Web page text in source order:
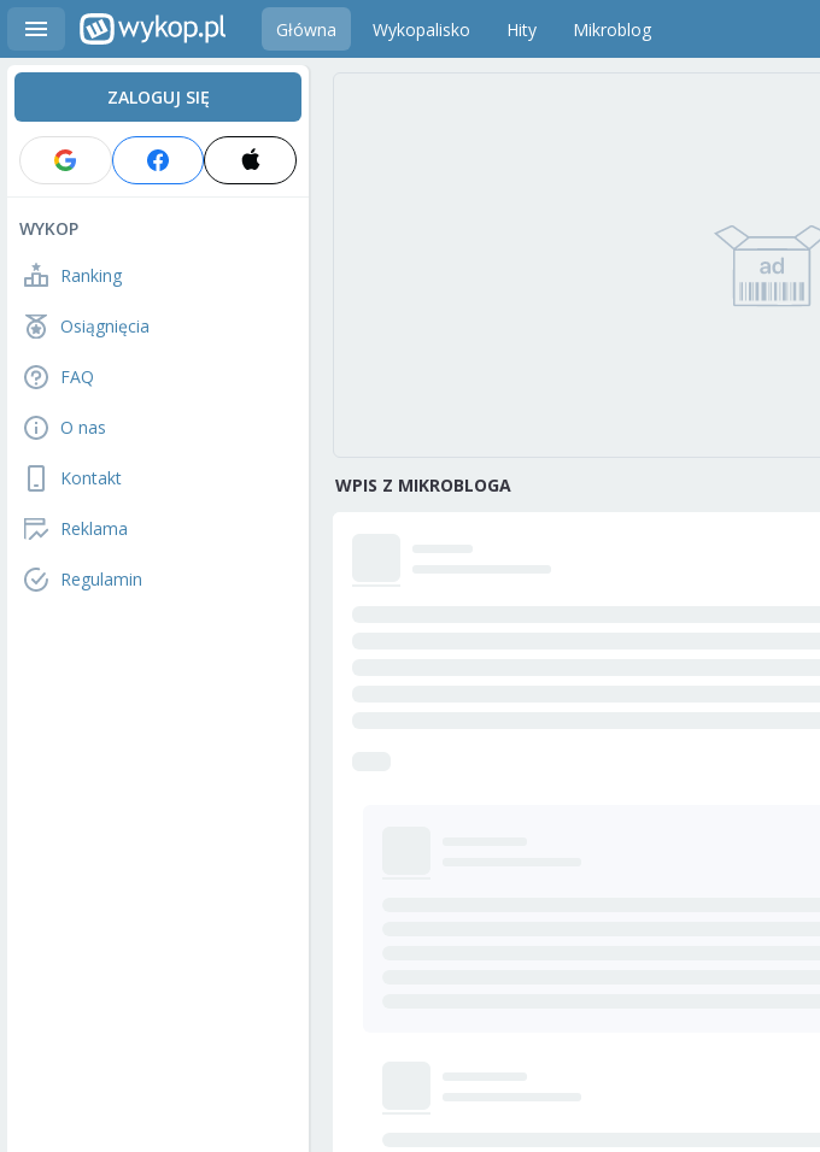
Główna Wykopalisko Hity Mikroblog
ZALOGUJ SIĘ
WYKOP
Ranking
Osiągnięcia
FAQ
O nas
Kontakt
Reklama
Regulamin
WPIS Z MIKROBLOGA